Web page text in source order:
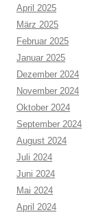
April 2025
März 2025
Februar 2025
Januar 2025
Dezember 2024
November 2024
Oktober 2024
September 2024
August 2024
Juli 2024
Juni 2024
Mai 2024
April 2024